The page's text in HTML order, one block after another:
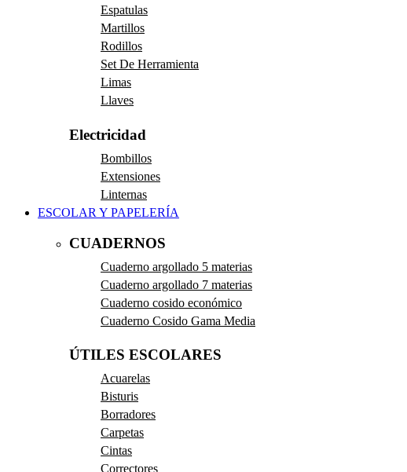
Espatulas
Martillos
Rodillos
Set De Herramienta
Limas
Llaves
Electricidad
Bombillos
Extensiones
Linternas
ESCOLAR Y PAPELERÍA
CUADERNOS
Cuaderno argollado 5 materias
Cuaderno argollado 7 materias
Cuaderno cosido económico
Cuaderno Cosido Gama Media
ÚTILES ESCOLARES
Acuarelas
Bisturis
Borradores
Carpetas
Cintas
Correctores